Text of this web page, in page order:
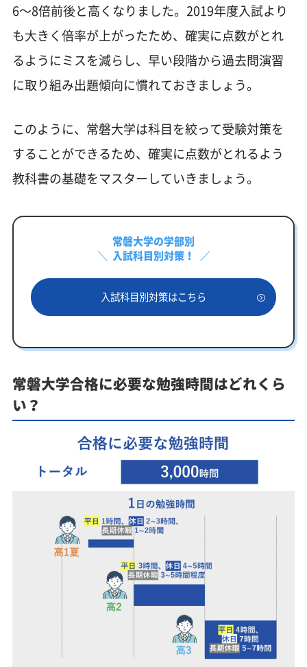
6～8倍前後と高くなりました。2019年度入試より
も大きく倍率が上がったため、確実に点数がとれ
るようにミスを減らし、早い段階から過去問演習
に取り組み出題傾向に慣れておきましょう。
このように、常磐大学は科目を絞って受験対策を
することができるため、確実に点数がとれるよう
教科書の基礎をマスターしていきましょう。
常磐大学の学部別
入試科目別対策！
入試科目別対策はこちら
常磐大学合格に必要な勉強時間はどれくら
い？